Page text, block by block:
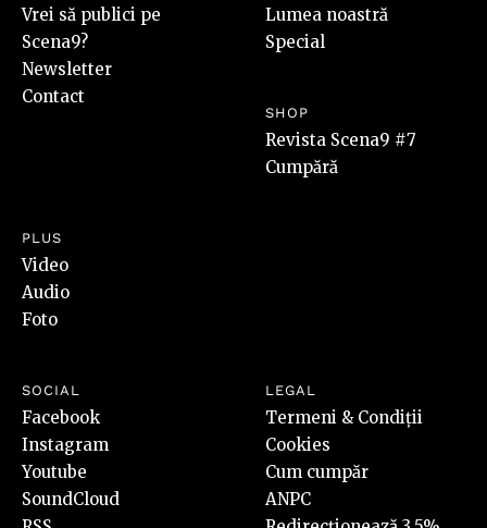
Vrei să publici pe
Scena9?
Newsletter
Contact
Lumea noastră
Special
SHOP
Revista Scena9 #7
Cumpără
PLUS
Video
Audio
Foto
SOCIAL
Facebook
Instagram
Youtube
SoundCloud
LEGAL
Termeni & Condiții
Cookies
Cum cumpăr
ANPC